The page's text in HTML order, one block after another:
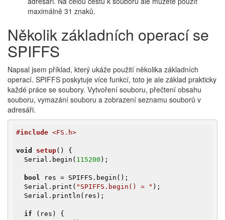
maximálně 31 znaků.
Několik základních operací se
SPIFFS
Napsal jsem příklad, který ukáže použití několika základních
operací. SPIFFS poskytuje více funkcí, toto je ale základ prakticky
každé práce se soubory. Vytvoření souboru, přečtení obsahu
souboru, vymazání souboru a zobrazení seznamu souborů v
adresáři.
#include <FS.h>
void setup()
{
  Serial.begin(
115200 );
bool
res = SPIFFS.begin();
  Serial.print(
"SPIFFS.begin() = " );
if (res) {